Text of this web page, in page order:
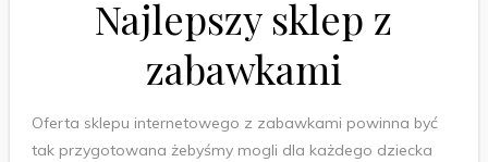
Najlepszy sklep z
zabawkami
Oferta sklepu internetowego z zabawkami powinna być
tak przygotowana żebyśmy mogli dla każdego dziecka